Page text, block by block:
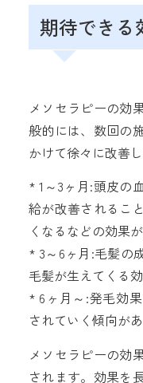
期待できる
メソセラピーの効
般的には、数回の
かけて徐々に改善
* 1～3ヶ月:頭皮の
給が改善されるこ
くなるなどの効果
* 3～6ヶ月:毛髪の
毛髪が生えてくる
* 6ヶ月～:発毛効
されていく傾向があ
メソセラピーの効
されます。効果を